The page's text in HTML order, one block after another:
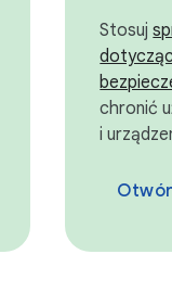
Stosuj
chronić
i